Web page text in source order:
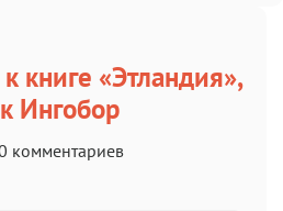
книге «Этландия»,
Ингобор
комментариев